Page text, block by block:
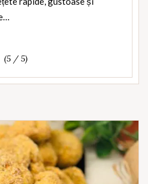
(5 / 5)